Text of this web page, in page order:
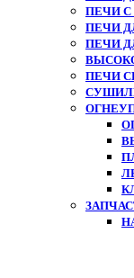
ПЕЧИ С
ПЕЧИ
ПЕЧИ
ПЕЧИ